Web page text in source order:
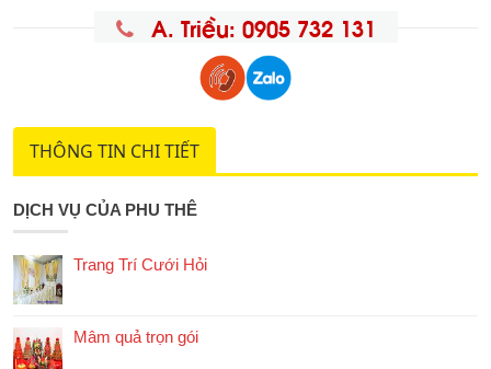
A. Triều: 0905 732 131
THÔNG TIN CHI TIẾT
DỊCH VỤ CỦA PHU THÊ
Trang Trí Cưới Hỏi
Mâm quả trọn gói